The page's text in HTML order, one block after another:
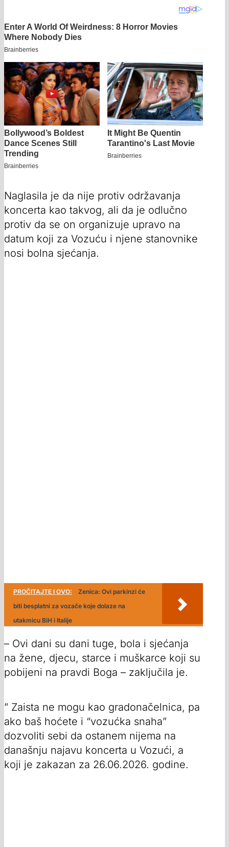
Naglasila je da nije protiv održavanja
koncerta kao takvog, ali da je odlučno
protiv da se on organizuje upravo na
datum koji za Vozuću i njene stanovnike
nosi bolna sjećanja.
PROČITAJTE I OVO:
Zenica: Ovi parkinzi će
biti besplatni za vozače koje dolaze na
utakmicu BiH i Italije
– Ovi dani su dani tuge, bola i sjećanja
na žene, djecu, starce i muškarce koji su
pobijeni na pravdi Boga – zaključila je.
” Zaista ne mogu kao gradonačelnica, pa
ako baš hoćete i “vozućka snaha”
dozvoliti sebi da ostanem nijema na
današnju najavu koncerta u Vozući, a
koji je zakazan za 26.06.2026. godine.